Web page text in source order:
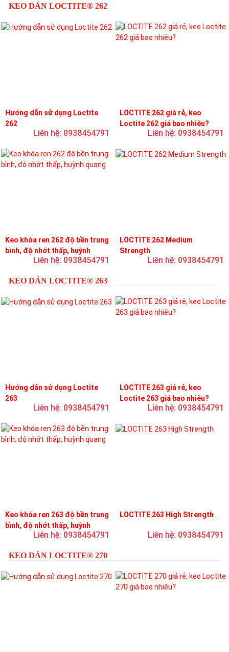
KEO DÁN LOCTITE® 262
Hướng dẫn sử dụng Loctite
262
Liên hệ: 0938454791
LOCTITE 262 giá rẻ, keo
Loctite 262 giá bao nhiêu?
Liên hệ: 0938454791
Keo khóa ren 262 độ bền trung
bình, độ nhớt thấp, huỳnh
Liên hệ: 0938454791
LOCTITE 262 Medium
Strength
Liên hệ: 0938454791
KEO DÁN LOCTITE® 263
Hướng dẫn sử dụng Loctite
263
Liên hệ: 0938454791
LOCTITE 263 giá rẻ, keo
Loctite 263 giá bao nhiêu?
Liên hệ: 0938454791
Keo khóa ren 263 độ bền trung
bình, độ nhớt thấp, huỳnh
Liên hệ: 0938454791
LOCTITE 263 High Strength
Liên hệ: 0938454791
KEO DÁN LOCTITE® 270